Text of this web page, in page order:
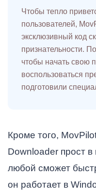
Чтобы тепло
пользователей,
эксклюзивный код
признательности.
чтобы начать свою
воспользоваться
подготовили
Кроме того,
Downloader прост
любой сможет
он работает в